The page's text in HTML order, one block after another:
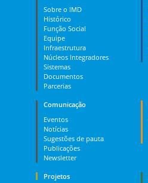
Sobre o IMD
Histórico
Função Social
Equipe
Infraestrutura
Núcleos Integradores
Sistemas
Documentos
Parcerias
Comunicação
Eventos
Notícias
Sugestões de pauta
Publicações
Newsletter
Projetos